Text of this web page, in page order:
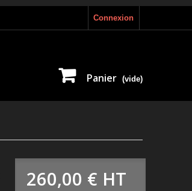
Connexion
Panier (vide)
260,00 € HT